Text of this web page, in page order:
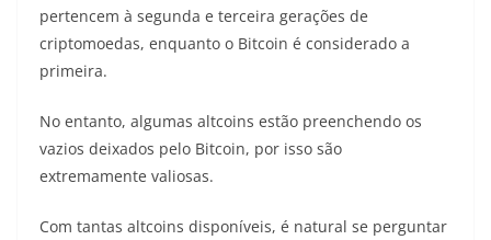
pertencem à segunda e terceira gerações de
criptomoedas, enquanto o Bitcoin é considerado a
primeira.
No entanto, algumas altcoins estão preenchendo os
vazios deixados pelo Bitcoin, por isso são
extremamente valiosas.
Com tantas altcoins disponíveis, é natural se perguntar